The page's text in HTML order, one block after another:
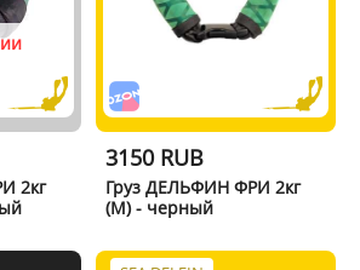
2кг
3150 RUB
Груз ДЕЛЬФИН ФРИ 2кг
(M) - черный